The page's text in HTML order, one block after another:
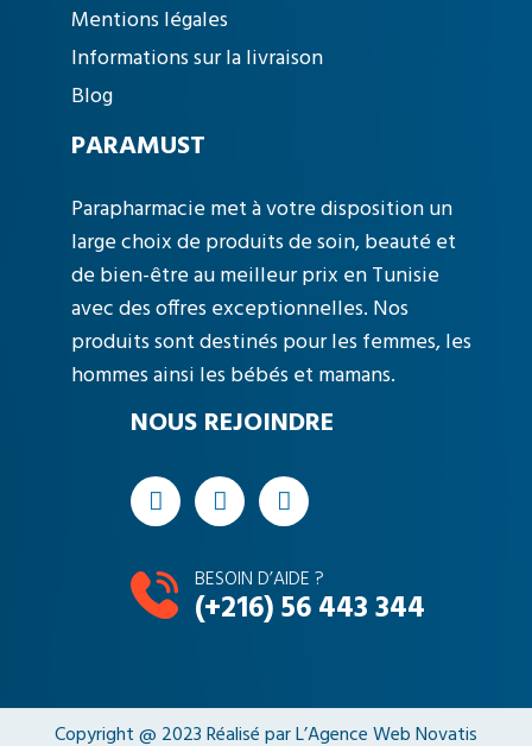
Mentions légales
Informations sur la livraison
Blog
PARAMUST
Parapharmacie met à votre disposition un
large choix de produits de soin, beauté et
de bien-être au meilleur prix en Tunisie
avec des offres exceptionnelles. Nos
produits sont destinés pour les femmes, les
hommes ainsi les bébés et mamans.
NOUS REJOINDRE
BESOIN D’AIDE ?
(+216) 56 443 344
Copyright @ 2023 Réalisé par L’Agence Web Novatis